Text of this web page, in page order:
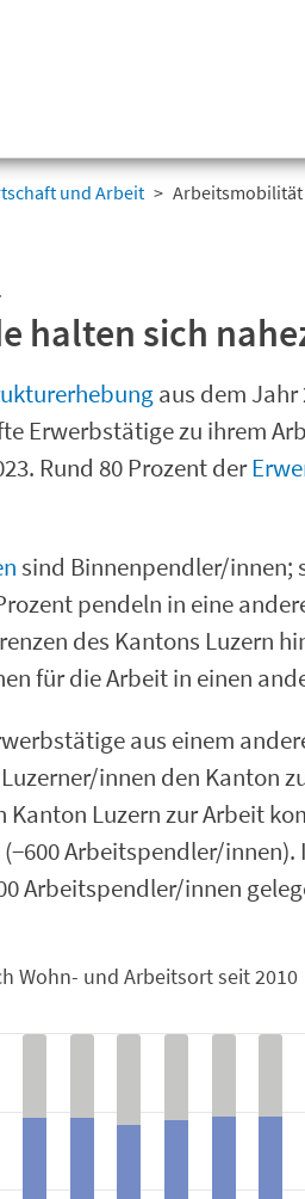
und Arbeit Arbeitsmobilität
halten sich
aus dem Jahr
Erwerbstätige zu ihrem
Rund 80 Prozent der
sind Binnenpendler/innen;
pendeln in eine
des Kantons Luzern
für die Arbeit in einen
aus einem
innen den Kanton
Kanton Luzern zur Arbeit
Arbeitspendler/innen).
Arbeitspendler/innen
Wohn- und
ranges from 26 to 100.
Wohn- und Arbeitsort seit 2010